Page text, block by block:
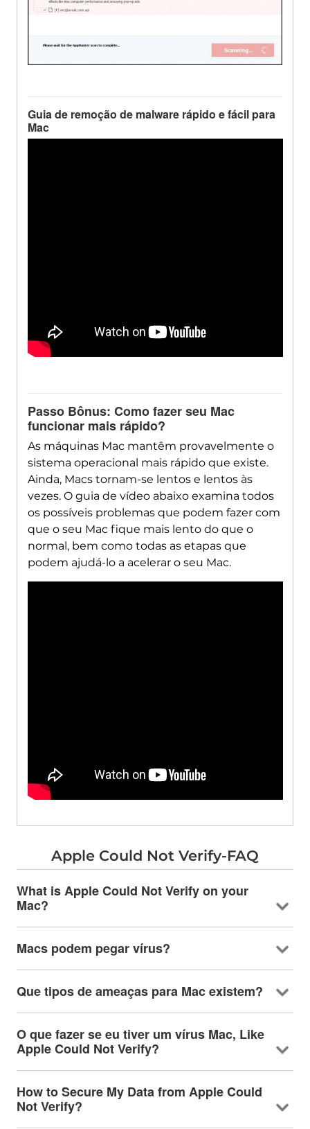
Guia de remoção de malware rápido e fácil para
Mac
Passo Bônus: Como fazer seu Mac
funcionar mais rápido?
As máquinas Mac mantêm provavelmente o
sistema operacional mais rápido que existe.
Ainda, Macs tornam-se lentos e lentos às
vezes. O guia de vídeo abaixo examina todos
os possíveis problemas que podem fazer com
que o seu Mac fique mais lento do que o
normal, bem como todas as etapas que
podem ajudá-lo a acelerar o seu Mac.
Apple Could Not Verify-FAQ
What is Apple Could Not Verify on your
Mac?
Macs podem pegar vírus?
Que tipos de ameaças para Mac existem?
O que fazer se eu tiver um vírus Mac, Like
Apple Could Not Verify?
How to Secure My Data from Apple Could
Not Verify?